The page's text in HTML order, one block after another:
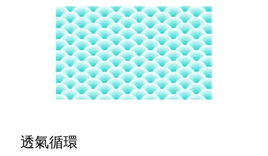
透氣循環